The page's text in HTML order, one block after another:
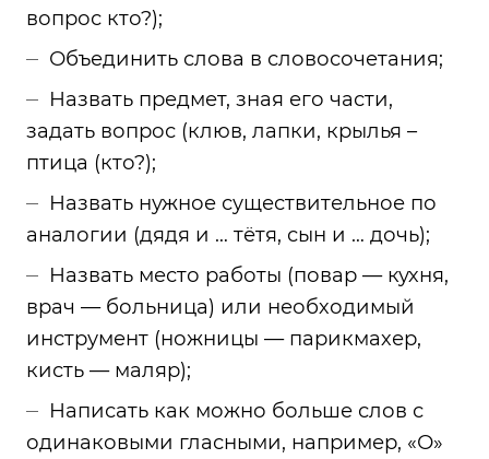
вопрос кто?);
Объединить слова в словосочетания;
Назвать предмет, зная его части,
задать вопрос (клюв, лапки, крылья –
птица (кто?);
Назвать нужное существительное по
аналогии (дядя и … тётя, сын и … дочь);
Назвать место работы (повар — кухня,
врач — больница) или необходимый
инструмент (ножницы — парикмахер,
кисть — маляр);
Написать как можно больше слов с
одинаковыми гласными, например, «О»